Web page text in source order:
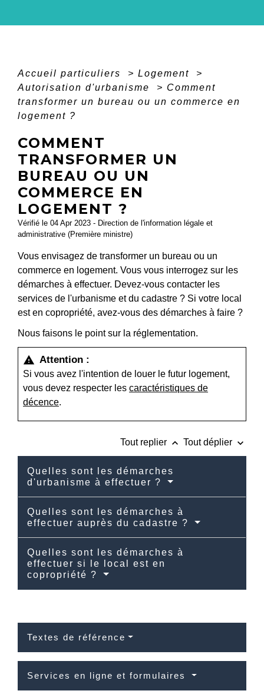
Accueil particuliers > Logement
>
Autorisation d'urbanisme
> Comment
transformer un bureau ou un commerce en
logement ?
COMMENT
TRANSFORMER UN
BUREAU OU UN
COMMERCE EN
LOGEMENT ?
Vérifié le 04 Apr 2023 - Direction de l'information légale et
administrative (Première ministre)
Vous envisagez de transformer un bureau ou un
commerce en logement. Vous vous interrogez sur les
démarches à effectuer. Devez-vous contacter les
services de l'urbanisme et du cadastre ? Si votre local
est en copropriété, avez-vous des démarches à faire ?
Nous faisons le point sur la réglementation.
warning Attention :
Si vous avez l'intention de louer le futur logement,
vous devez respecter les caractéristiques de
décence.
Tout replier keyboard_arrow_up Tout déplier keyboard_arrow_down
Quelles sont les démarches
d'urbanisme à effectuer ?
Quelles sont les démarches à
effectuer auprès du cadastre ?
Quelles sont les démarches à
effectuer si le local est en
copropriété ?
Textes de référence
Services en ligne et formulaires